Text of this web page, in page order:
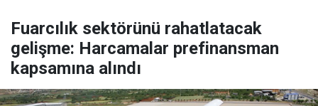
Fuarcılık sektörünü rahatlatacak
gelişme: Harcamalar prefinansman
kapsamına alındı